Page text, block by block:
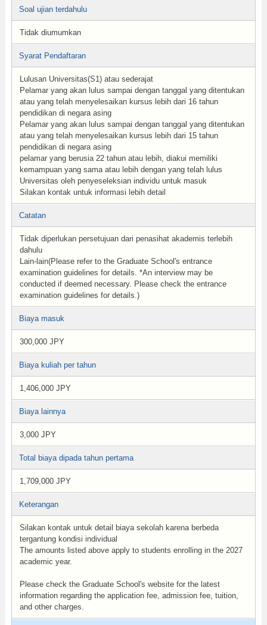
Soal ujian terdahulu
Tidak diumumkan
Syarat Pendaftaran
Lulusan Universitas(S1) atau sederajat
Pelamar yang akan lulus sampai dengan tanggal yang ditentukan
atau yang telah menyelesaikan kursus lebih dari 16 tahun
pendidikan di negara asing
Pelamar yang akan lulus sampai dengan tanggal yang ditentukan
atau yang telah menyelesaikan kursus lebih dari 15 tahun
pendidikan di negara asing
pelamar yang berusia 22 tahun atau lebih, diakui memiliki
kemampuan yang sama atau lebih dengan yang telah lulus
Universitas oleh penyeseleksian individu untuk masuk
Silakan kontak untuk informasi lebih detail
Catatan
Tidak diperlukan persetujuan dari penasihat akademis terlebih
dahulu
Lain-lain(Please refer to the Graduate School's entrance
examination guidelines for details. *An interview may be
conducted if deemed necessary. Please check the entrance
examination guidelines for details.)
Biaya masuk
300,000 JPY
Biaya kuliah per tahun
1,406,000 JPY
Biaya lainnya
3,000 JPY
Total biaya dipada tahun pertama
1,709,000 JPY
Keterangan
Silakan kontak untuk detail biaya sekolah karena berbeda
tergantung kondisi individual
The amounts listed above apply to students enrolling in the 2027
academic year.
Please check the Graduate School's website for the latest
information regarding the application fee, admission fee, tuition,
and other charges.